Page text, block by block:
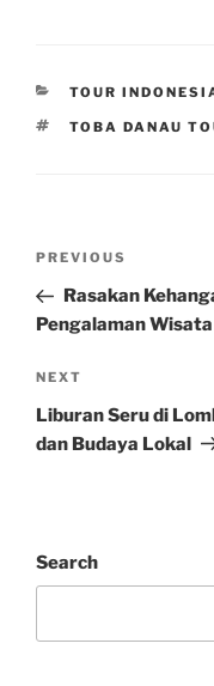
CATEGORIES
TOUR
TAGS
TOBA DANAU
Previous
Post
PREVIOUS
Rasakan
Pengalaman
Next
Post
NEXT
Liburan Seru di
dan Budaya Lokal
Search